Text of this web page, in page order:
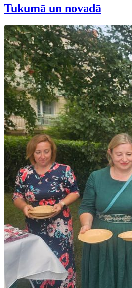
Tukumā un novadā